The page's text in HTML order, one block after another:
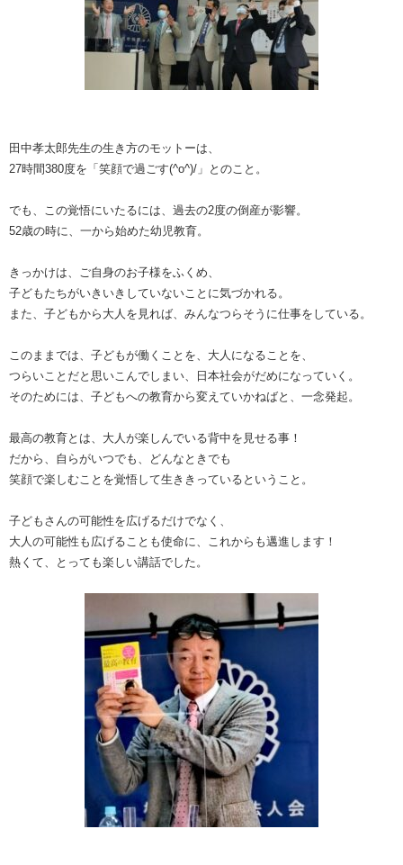
田中孝太郎先生の生き方のモットーは、
27時間380度を「笑顔で過ごす(^o^)/」とのこと。
でも、この覚悟にいたるには、過去の2度の倒産が影響。
52歳の時に、一から始めた幼児教育。
きっかけは、ご自身のお子様をふくめ、
子どもたちがいきいきしていないことに気づかれる。
また、子どもから大人を見れば、みんなつらそうに仕事をしている。
このままでは、子どもが働くことを、大人になることを、
つらいことだと思いこんでしまい、日本社会がだめになっていく。
そのためには、子どもへの教育から変えていかねばと、一念発起。
最高の教育とは、大人が楽しんでいる背中を見せる事！
だから、自らがいつでも、どんなときでも
笑顔で楽しむことを覚悟して生ききっているということ。
子どもさんの可能性を広げるだけでなく、
大人の可能性も広げることも使命に、これからも邁進します！
熱くて、とっても楽しい講話でした。